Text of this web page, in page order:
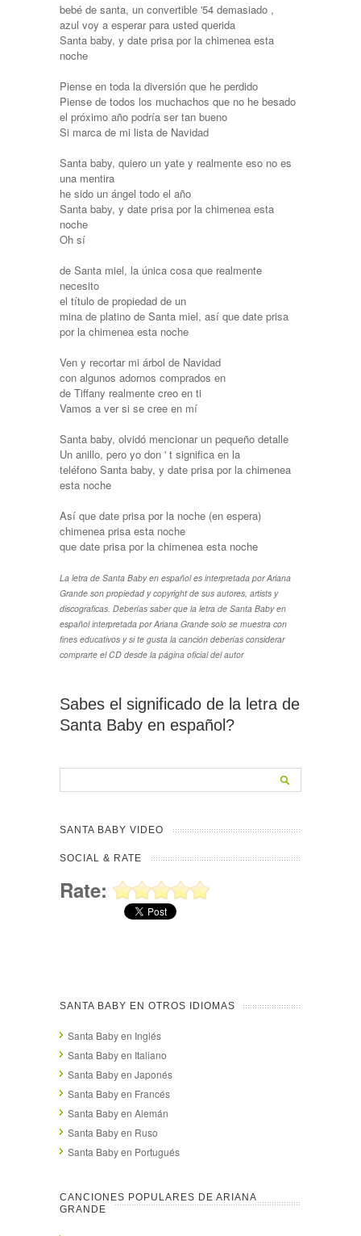
bebé de santa, un convertible '54 demasiado ,
azul voy a esperar para usted querida
Santa baby, y date prisa por la chimenea esta
noche
Piense en toda la diversión que he perdido
Piense de todos los muchachos que no he besado
el próximo año podría ser tan bueno
Si marca de mi lista de Navidad
Santa baby, quiero un yate y realmente eso no es
una mentira
he sido un ángel todo el año
Santa baby, y date prisa por la chimenea esta
noche
Oh sí
de Santa miel, la única cosa que realmente
necesito
el título de propiedad de un
mina de platino de Santa miel, así que date prisa
por la chimenea esta noche
Ven y recortar mi árbol de Navidad
con algunos adornos comprados en
de Tiffany realmente creo en ti
Vamos a ver si se cree en mí
Santa baby, olvidó mencionar un pequeño detalle
Un anillo, pero yo don ' t significa en la
teléfono Santa baby, y date prisa por la chimenea
esta noche
Así que date prisa por la noche (en espera)
chimenea prisa esta noche
que date prisa por la chimenea esta noche
La letra de Santa Baby en español es interpretada por Ariana
Grande son propiedad y copyright de sus autores, artists y
discograficas. Deberías saber que la letra de Santa Baby en
español interpretada por Ariana Grande solo se muestra con
fines educativos y si te gusta la canción deberías considerar
comprarte el CD desde la página oficial del autor
Sabes el significado de la letra de
Santa Baby en español?
SANTA BABY VIDEO
SOCIAL & RATE
Rate:
SANTA BABY EN OTROS IDIOMAS
Santa Baby en Inglés
Santa Baby en Italiano
Santa Baby en Japonés
Santa Baby en Francés
Santa Baby en Alemán
Santa Baby en Ruso
Santa Baby en Portugués
CANCIONES POPULARES DE ARIANA
GRANDE